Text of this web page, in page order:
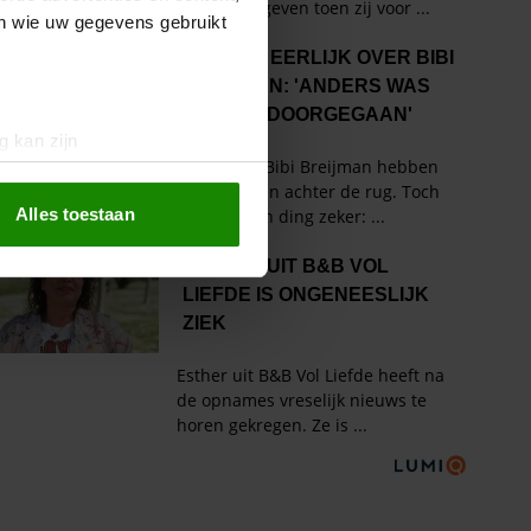
wie uw gegevens gebruikt
kan zijn
te bieden en om ons
partners voor social
die u aan ze heeft
met onze cookies als u
Alles toestaan